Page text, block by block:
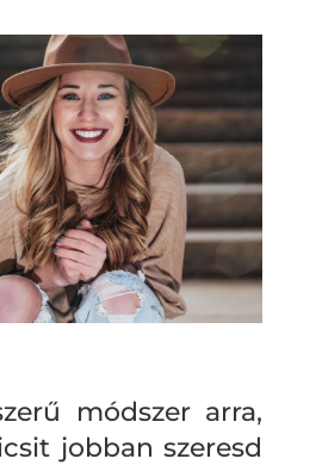
módszer arra,
jobban szeresd